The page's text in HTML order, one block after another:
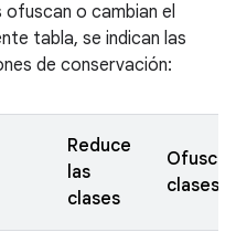
o cambian el
tabla, se indican las
de conservación:
Reduce
las
clases
Ofusca
clases